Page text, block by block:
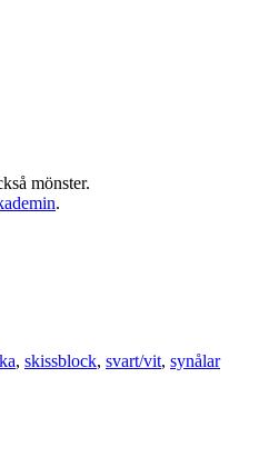
mönster.
.
, skissblock, svart/vit, synålar